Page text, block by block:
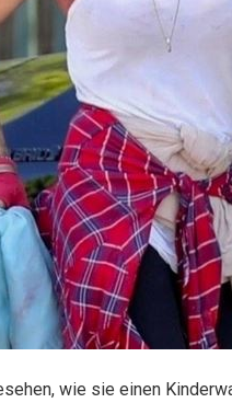
wie sie einen